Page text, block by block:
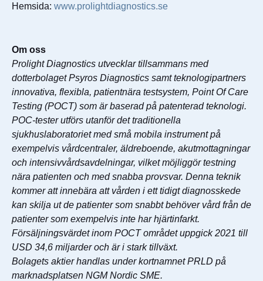
Hemsida: www.prolightdiagnostics.se
Om oss
Prolight Diagnostics utvecklar tillsammans med
dotterbolaget Psyros Diagnostics samt teknologipartners
innovativa, flexibla, patientnära testsystem, Point Of Care
Testing (POCT) som är baserad på patenterad teknologi.
POC-tester utförs utanför det traditionella
sjukhuslaboratoriet med små mobila instrument på
exempelvis vårdcentraler, äldreboende, akutmottagningar
och intensivvårdsavdelningar, vilket möjliggör testning
nära patienten och med snabba provsvar. Denna teknik
kommer att innebära att vården i ett tidigt diagnosskede
kan skilja ut de patienter som snabbt behöver vård från de
patienter som exempelvis inte har hjärtinfarkt.
Försäljningsvärdet inom POCT området uppgick 2021 till
USD 34,6 miljarder och är i stark tillväxt.
Bolagets aktier handlas under kortnamnet PRLD på
marknadsplatsen NGM Nordic SME.